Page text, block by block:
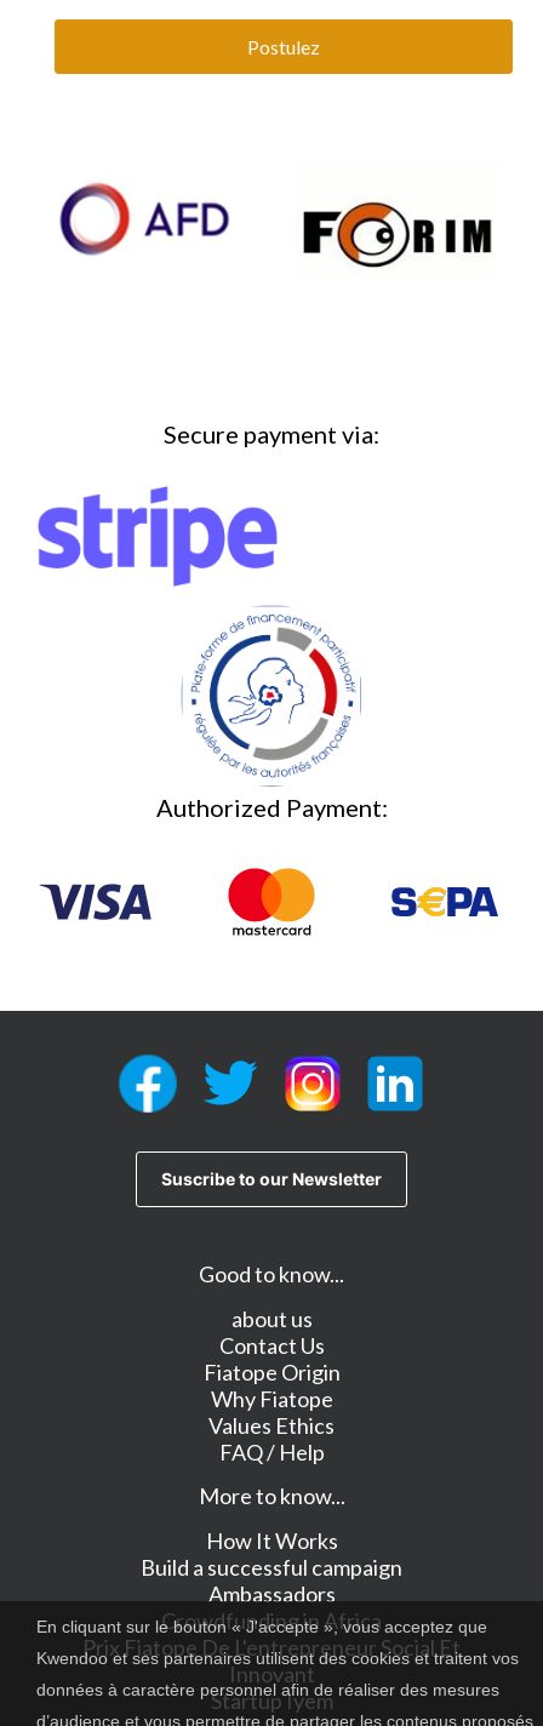
Postulez
Secure payment via:
Authorized Payment:
Good to know...
about us
Contact Us
Fiatope Origin
Why Fiatope
Values Ethics
FAQ / Help
More to know...
How It Works
Build a successful campaign
Ambassadors
Crowdfunding in Africa
Prix Fiatope De L'entrepreneur Social Et
Innovant
Startup Iyem
En cliquant sur le bouton « J'accepte », vous acceptez que
Kwendoo et ses partenaires utilisent des cookies et traitent vos
données à caractère personnel afin de réaliser des mesures
d’audience et vous permettre de partager les contenus proposés